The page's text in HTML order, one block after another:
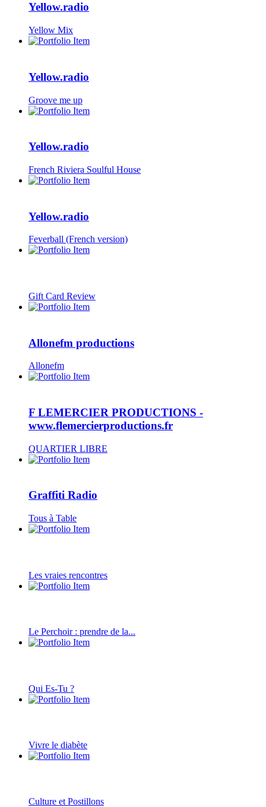
Yellow.radio
Yellow Mix
Yellow.radio
Groove me up
Yellow.radio
French Riviera Soulful House
Yellow.radio
Feverball (French version)
Gift Card Review
Allonefm productions
Allonefm
F LEMERCIER PRODUCTIONS -
www.flemercierproductions.fr
QUARTIER LIBRE
Graffiti Radio
Tous à Table
Les vraies rencontres
Le Perchoir : prendre de la...
Qui Es-Tu ?
Vivre le diabète
Culture et Postillons